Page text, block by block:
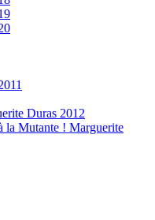
Duras 2012
la Mutante ! Marguerite